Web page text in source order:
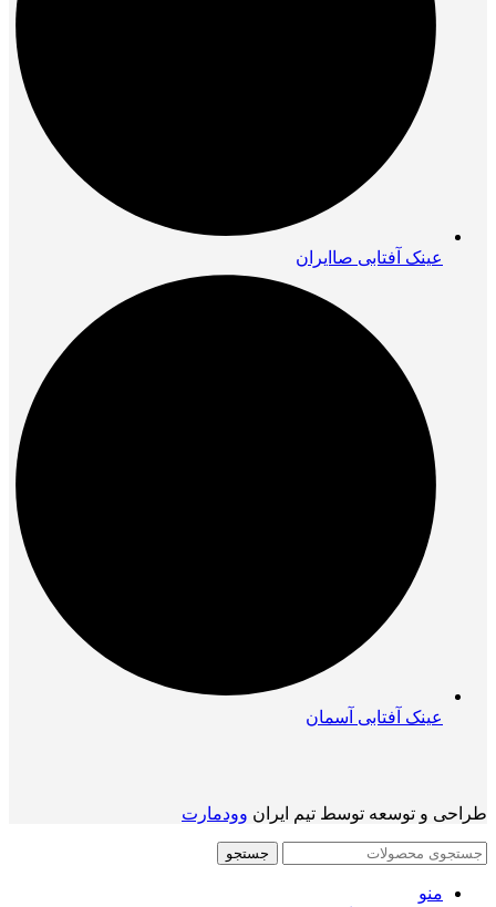
عینک آفتابی صاایران
عینک آفتابی آسمان
طراحی و توسعه توسط تیم ایران وودمارت
جستجو
منو